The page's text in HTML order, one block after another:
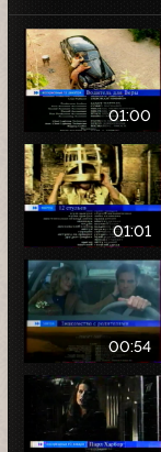
01:00
01:01
00:54